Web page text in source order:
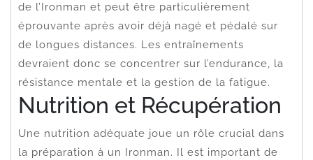
de l’Ironman et peut être particulièrement
éprouvante après avoir déjà nagé et pédalé sur
de longues distances. Les entraînements
devraient donc se concentrer sur l’endurance, la
résistance mentale et la gestion de la fatigue.
Nutrition et Récupération
Une nutrition adéquate joue un rôle crucial dans
la préparation à un Ironman. Il est important de